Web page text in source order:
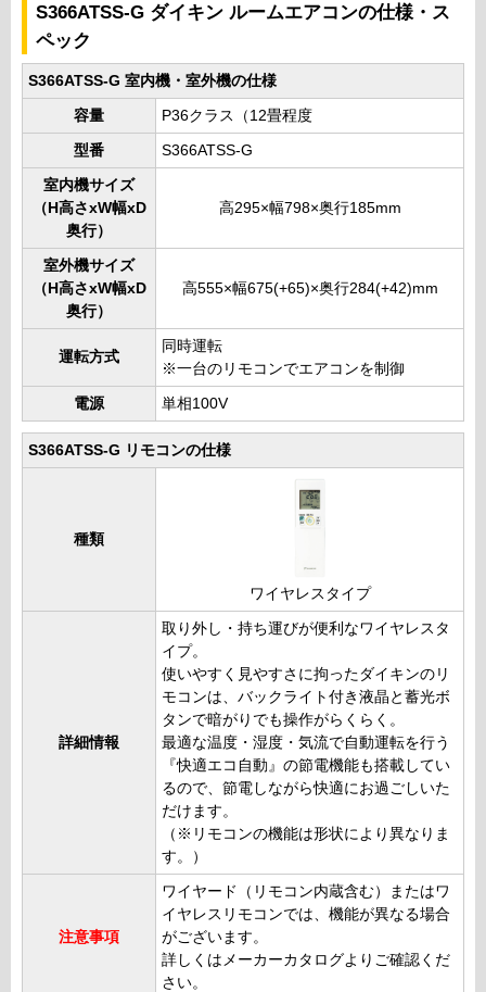
S366ATSS-G ダイキン ルームエアコンの仕様・ス
ペック
S366ATSS-G 室内機・室外機の仕様
容量 P36クラス（12畳程度
型番 S366ATSS-G
室内機サイズ
（H高さxW幅xD
奥行）
高295×幅798×奥行185mm
室外機サイズ
（H高さxW幅xD
奥行）
高555×幅675(+65)×奥行284(+42)mm
運転方式
同時運転
※一台のリモコンでエアコンを制御
電源 単相100V
S366ATSS-G リモコンの仕様
種類
ワイヤレスタイプ
詳細情報
取り外し・持ち運びが便利なワイヤレスタ
イプ。
使いやすく見やすさに拘ったダイキンのリ
モコンは、バックライト付き液晶と蓄光ボ
タンで暗がりでも操作がらくらく。
最適な温度・湿度・気流で自動運転を行う
『快適エコ自動』の節電機能も搭載してい
るので、節電しながら快適にお過ごしいた
だけます。
（※リモコンの機能は形状により異なりま
す。）
注意事項
ワイヤード（リモコン内蔵含む）またはワ
イヤレスリモコンでは、機能が異なる場合
がございます。
詳しくはメーカーカタログよりご確認くだ
さい。